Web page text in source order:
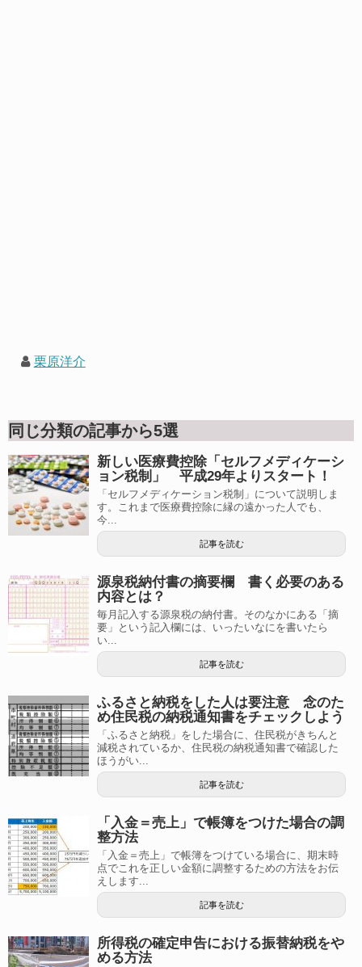
栗原洋介
同じ分類の記事から5選
新しい医療費控除「セルフメディケーシ
ョン税制」 平成29年よりスタート！
「セルフメディケーション税制」について説明しま
す。これまで医療費控除に縁の遠かった人でも、
今...
記事を読む
源泉税納付書の摘要欄 書く必要のある
内容とは？
毎月記入する源泉税の納付書。そのなかにある「摘
要」という記入欄には、いったいなにを書いたら
い...
記事を読む
ふるさと納税をした人は要注意 念のた
め住民税の納税通知書をチェックしよう
「ふるさと納税」をした場合に、住民税がきちんと
減税されているか、住民税の納税通知書で確認した
ほうがい...
記事を読む
「入金＝売上」で帳簿をつけた場合の調
整方法
「入金＝売上」で帳簿をつけている場合に、期末時
点でこれを正しい金額に調整するための方法をお伝
えします...
記事を読む
所得税の確定申告における振替納税をや
める方法